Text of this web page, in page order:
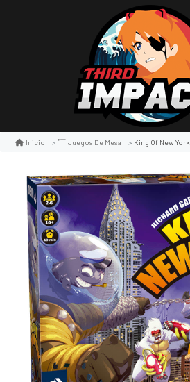
Inicio Juegos De Mesa King Of New York